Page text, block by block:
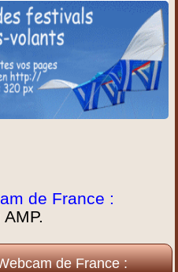
de France :
de France :